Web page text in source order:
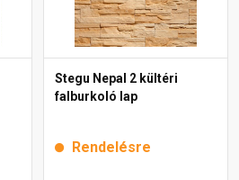
Stegu Nepal 2 kültéri
falburkoló lap
Rendelésre